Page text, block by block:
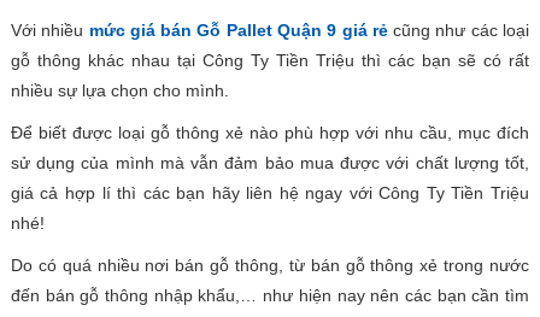
Với nhiều mức giá bán Gỗ Pallet Quận 9 giá rẻcũng như các loại
gỗ thông khác nhau tại Công Ty Tiền Triệu thì các bạn sẽ có rất
nhiều sự lựa chọn cho mình.
Để biết được loại gỗ thông xẻ nào phù hợp với nhu cầu, mục đích
sử dụng của mình mà vẫn đảm bảo mua được với chất lượng tốt,
giá cả hợp lí thì các bạn hãy liên hệ ngay với Công Ty Tiền Triệu
nhé!
Do có quá nhiều nơi bán gỗ thông, từ bán gỗ thông xẻ trong nước
đến bán gỗ thông nhập khẩu,… như hiện nay nên các bạn cần tìm